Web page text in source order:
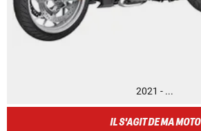
2021 - ...
IL S'AGIT DE MA MOTO